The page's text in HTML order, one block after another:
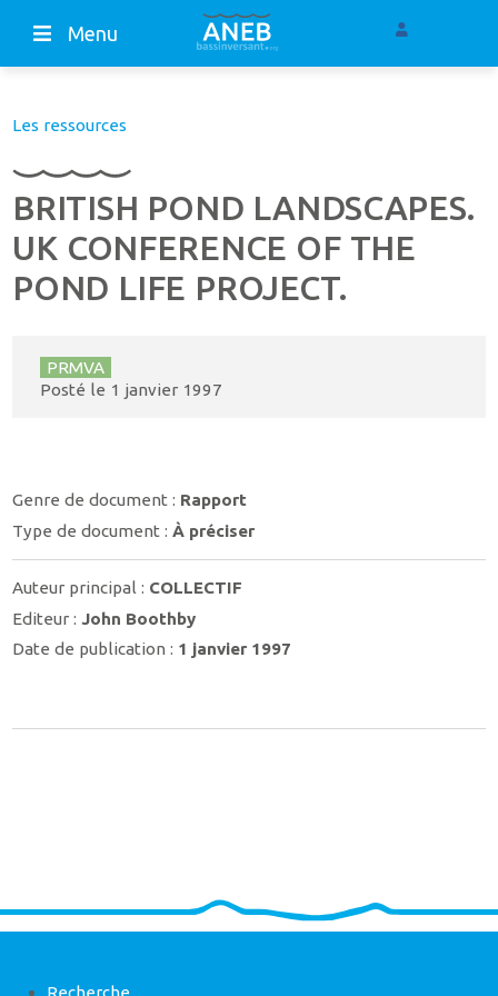
Menu
Les ressources
BRITISH POND LANDSCAPES.
UK CONFERENCE OF THE
POND LIFE PROJECT.
PRMVA
Posté le 1 janvier 1997
Genre de document : Rapport
Type de document :À préciser
Auteur principal : COLLECTIF
Editeur : John Boothby
Date de publication : 1 janvier 1997